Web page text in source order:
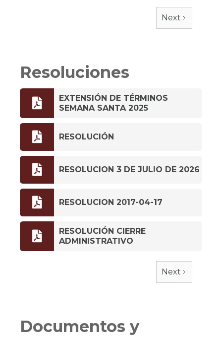
Next
Resoluciones

EXTENSIÓN DE TÉRMINOS
SEMANA SANTA 2025
 RESOLUCIÓN
 RESOLUCION 3 DE JULIO DE 2026
 RESOLUCION 2017-04-17

RESOLUCIÓN CIERRE
ADMINISTRATIVO
Next
Documentos y